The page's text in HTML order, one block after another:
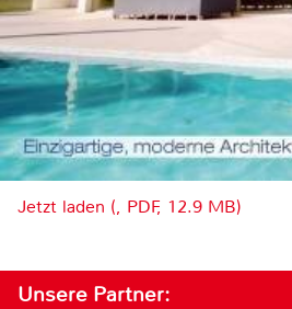
Jetzt laden (, PDF, 12.9 MB)
Unsere Partner: